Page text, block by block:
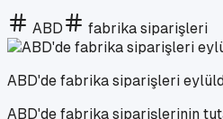
ABD fabrika siparişleri
ABD'de fabrika siparişleri
ABD'de fabrika siparişlerinin